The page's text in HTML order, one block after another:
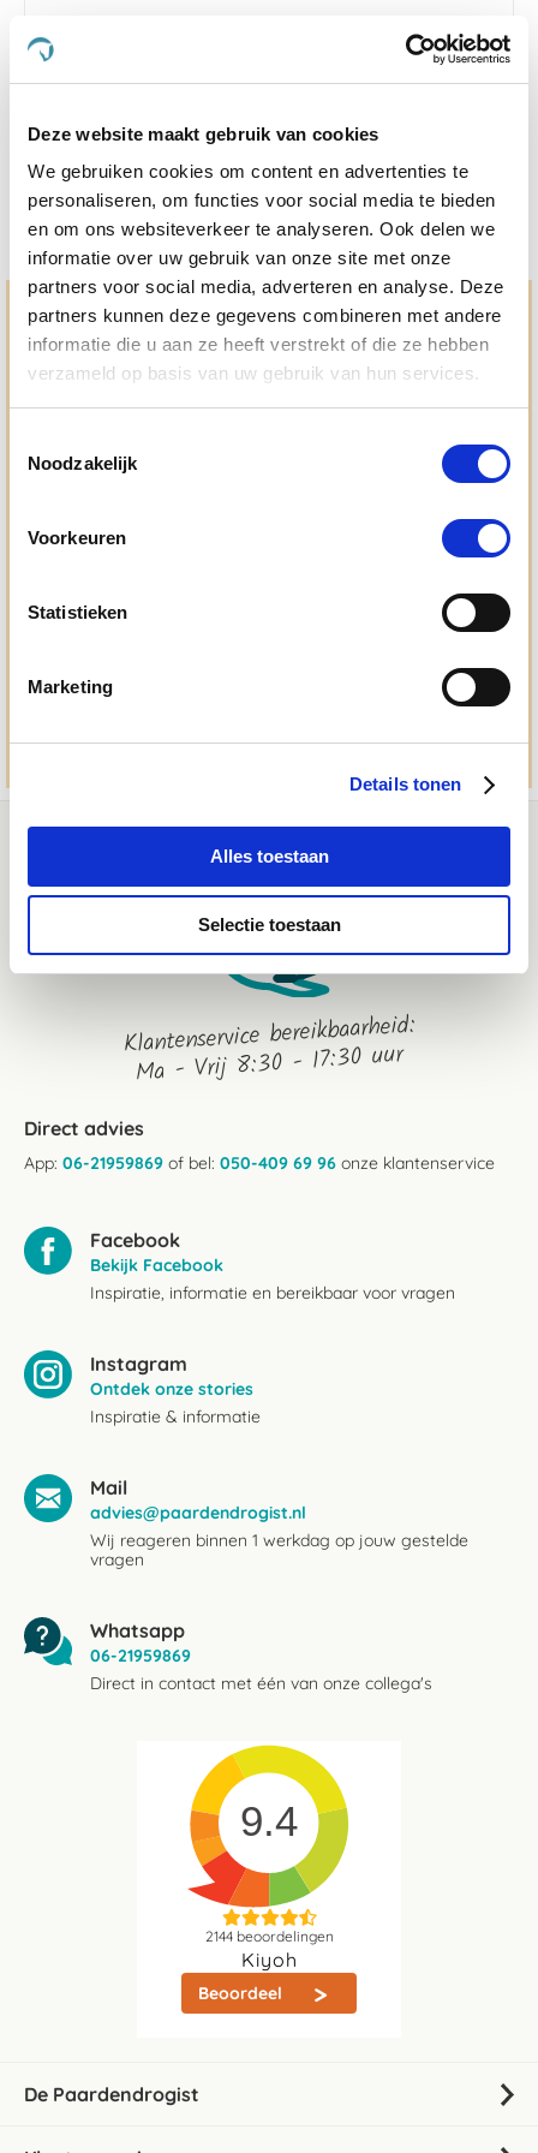
Deze website maakt gebruik van cookies
We gebruiken cookies om content en advertenties te
personaliseren, om functies voor social media te bieden
en om ons websiteverkeer te analyseren. Ook delen we
informatie over uw gebruik van onze site met onze
partners voor social media, adverteren en analyse. Deze
partners kunnen deze gegevens combineren met andere
informatie die u aan ze heeft verstrekt of die ze hebben
verzameld op basis van uw gebruik van hun services.
Noodzakelijk
Voorkeuren
Statistieken
Marketing
Details tonen
Alles toestaan
Selectie toestaan
Excellent Pets Urine Control Spray 250 ml
Nog maar 3 beschikbaar
€ 10,50 € 9,98
Hulp en advies nodig?
Jouw paard gezond houden en krijgen. Dat is waar we het
allemaal voor doen. Bij De Paardendrogist worden we
gedreven door onze visie: het leveren van producten van
"ouderwetse" service. Wij helpen je graag, doen wat wij
beloven en rusten pas als jij tevreden bent; dat menen we en
06-2195 98 69
Klantenservice bereikbaarheid:
Ma - Vrij 8:30 - 17:30 uur
Direct advies
App: 06-21959869 of bel: 050-409 69 96 onze klantenservice
Facebook
Bekijk Facebook
Inspiratie, informatie en bereikbaar voor vragen
Instagram
Ontdek onze stories
Inspiratie & informatie
Mail
advies@paardendrogist.nl
Wij reageren binnen 1 werkdag op jouw gestelde
vragen
Whatsapp
06-21959869
Direct in contact met één van onze collega's
9.4
2144beoordelingen
Kiyoh
Beoordeel
De Paardendrogist